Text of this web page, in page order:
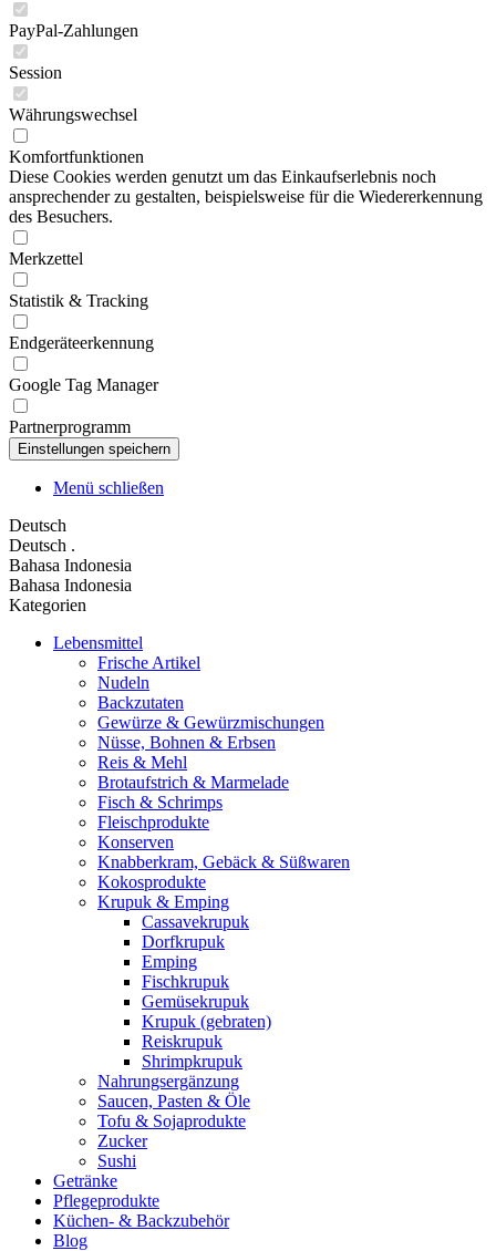
PayPal-Zahlungen
Session
Währungswechsel
Komfortfunktionen
Diese Cookies werden genutzt um das Einkaufserlebnis noch
ansprechender zu gestalten, beispielsweise für die Wiedererkennung
des Besuchers.
Merkzettel
Statistik & Tracking
Endgeräteerkennung
Google Tag Manager
Partnerprogramm
Menü schließen
Deutsch
Deutsch .
Bahasa Indonesia
Bahasa Indonesia
Kategorien
Lebensmittel
Frische Artikel
Nudeln
Backzutaten
Gewürze & Gewürzmischungen
Nüsse, Bohnen & Erbsen
Reis & Mehl
Brotaufstrich & Marmelade
Fisch & Schrimps
Fleischprodukte
Konserven
Knabberkram, Gebäck & Süßwaren
Kokosprodukte
Krupuk & Emping
Cassavekrupuk
Dorfkrupuk
Emping
Fischkrupuk
Gemüsekrupuk
Krupuk (gebraten)
Reiskrupuk
Shrimpkrupuk
Nahrungsergänzung
Saucen, Pasten & Öle
Tofu & Sojaprodukte
Zucker
Sushi
Getränke
Pflegeprodukte
Küchen- & Backzubehör
Blog